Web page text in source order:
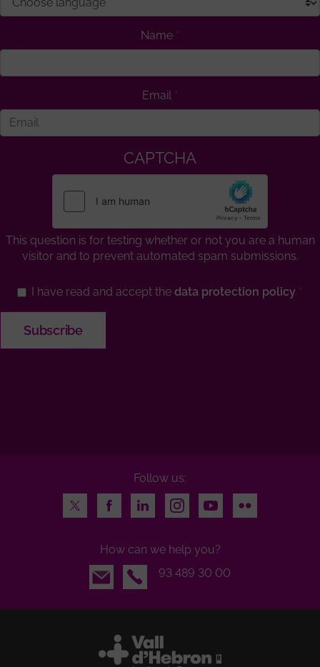
Name
Email
CAPTCHA
This question is for testing whether or not you are a human
visitor and to prevent automated spam submissions.
I have read and accept the data protection policy
Follow us:
Twitter
FacebookLinkedInInstagramYoutubeFlickr
How can we help you?
Email
93 489 30 00